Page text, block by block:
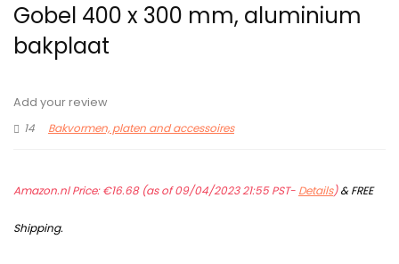
Gobel 400 x 300 mm, aluminium
bakplaat
Add your review
14
Bakvormen, platen and accessoires
Amazon.nl Price:€16.68(as of 09/04/2023 21:55 PST- Details)&FREE
Shipping.